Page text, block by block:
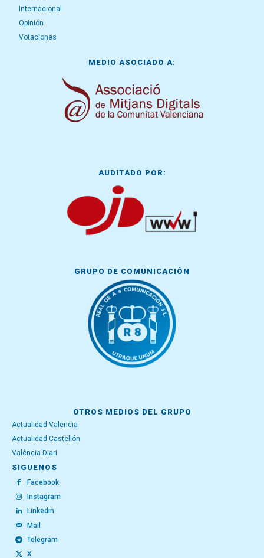
Internacional
Opinión
Votaciones
MEDIO ASOCIADO A:
AUDITADO POR:
GRUPO DE COMUNICACIÓN
OTROS MEDIOS DEL GRUPO
Actualidad Valencia
Actualidad Castellón
València Diari
SÍGUENOS
Facebook
Instagram
Linkedin
Mail
Telegram
X